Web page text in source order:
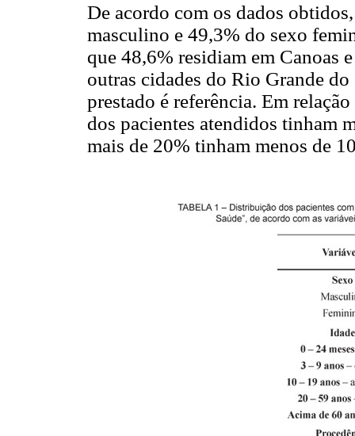
De acordo com os dados
masculino e 49,3% do sexo
que 48,6% residiam em Canoas
outras cidades do Rio Grande
prestado é referência. Em
dos pacientes atendidos tinham
mais de 20% tinham menos de